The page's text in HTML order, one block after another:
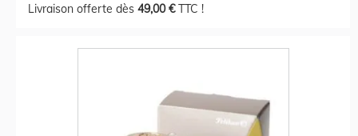
Livraison offerte dès 49,00 €TTC !